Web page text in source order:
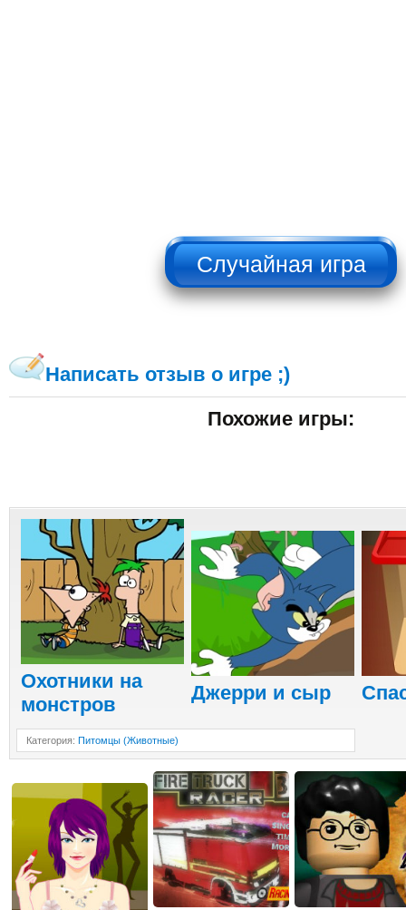
НЕ НАЖИМАТЬ!!!
Написать отзыв о игре ;)
Похожие игры:
Охотники на
монстров
Джерри и сыр
Категория: Питомцы (Животные)